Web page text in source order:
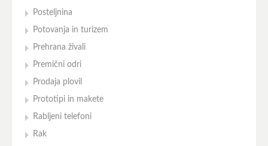
Posteljnina
Potovanja in turizem
Prehrana živali
Premični odri
Prodaja plovil
Prototipi in makete
Rabljeni telefoni
Rak